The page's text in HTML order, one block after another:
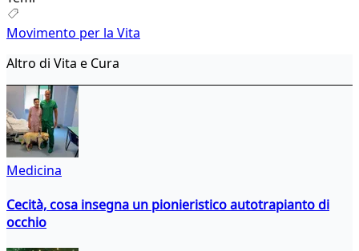
Movimento per la Vita
Altro di Vita e Cura
Medicina
Cecità, cosa insegna un pionieristico autotrapianto di
occhio